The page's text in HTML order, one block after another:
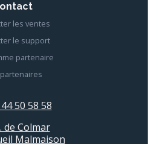
les ventes
le support
partenaire
50 58 58
de Colmar
Malmaison